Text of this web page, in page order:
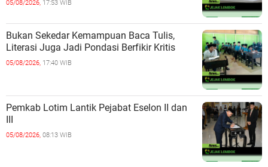
05/08/2026, 17:53 WIB
Bukan Sekedar Kemampuan Baca Tulis,
Literasi Juga Jadi Pondasi Berfikir Kritis
05/08/2026, 17:40 WIB
Pemkab Lotim Lantik Pejabat Eselon II dan
III
05/08/2026, 08:13 WIB